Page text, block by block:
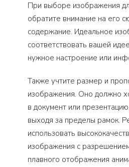
При выборе изображения
обратите внимание на его
содержание. Идеальное
соответствовать вашей
нужное настроение или
Также учтите размер и
изображения. Оно должно
в документ или
выходя за пределы рамок.
использовать
изображения с
плавного отображения